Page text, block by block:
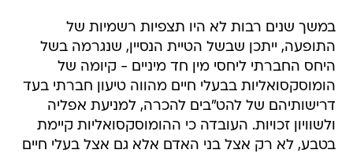
במשך שנים רבות לא היו תצפיות רשמיות של
התופעה, ייתכן שבשל הטיית הנסיין, שנגרמה בשל
היחס החברתי ליחסי מין חד מיניים - קיומה של
הומוסקסואליות בבעלי חיים מהווה טיעון חברתי בעד
דרישותיהם של להט"בים להכרה, למניעת אפליה
ולשוויון זכויות. העובדה כי ההומוסקסואליות קיימת
בטבע, לא רק אצל בני האדם אלא גם אצל בעלי חיים